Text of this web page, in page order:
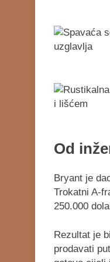
Od
Bryant je
Trokatni A-
250.000
Rezultat je
prodavati